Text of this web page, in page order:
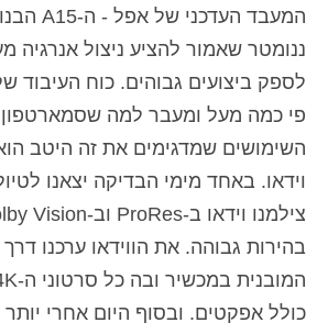
ננומטר שאמור להציע ניצול אנרגיה
פי כמה מעל ומעבר למה שסמארטפון
השימושים שמדגימים את זה היטב
וידאו. באחד מימי הבדיקה יצאנו